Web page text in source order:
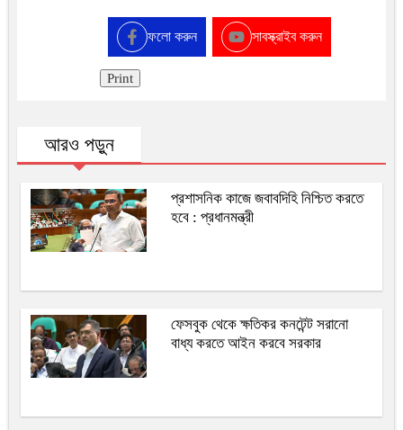
ফলো করুন সাবস্ক্রাইব করুন
Print
আরও পড়ুন
প্রশাসনিক কাজে জবাবদিহি নিশ্চিত করতে
হবে : প্রধানমন্ত্রী
ফেসবুক থেকে ক্ষতিকর কনটেন্ট সরানো
বাধ্য করতে আইন করবে সরকার